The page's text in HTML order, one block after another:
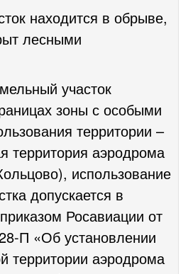
находится в обрыве,
лесными
участок
зоны с особыми
территории –
территория аэродрома
использование
допускается в
Росавиации от
П «Об установлении
территории аэродрома